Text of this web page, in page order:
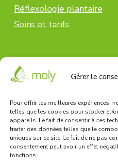
Gérer le
Pour offrir les meilleures expériences,
telles que les cookies pour stocker et/
appareils. Le fait de consentir à ces
traiter des données telles que le
uniques sur ce site. Le fait de ne pas
consentement peut avoir un effet
fonctions.
Réflexologie plantaire
Soins et tarifs
Informations
Carte cadeau
Contact